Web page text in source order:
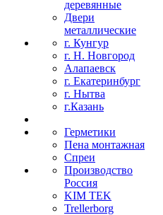
деревянные
Двери
металлические
г. Кунгур
г. Н. Новгород
Алапаевск
г. Екатеринбург
г. Нытва
г.Казань
Герметики
Пена монтажная
Спреи
Производство
Россия
KIM TEK
Trellerborg